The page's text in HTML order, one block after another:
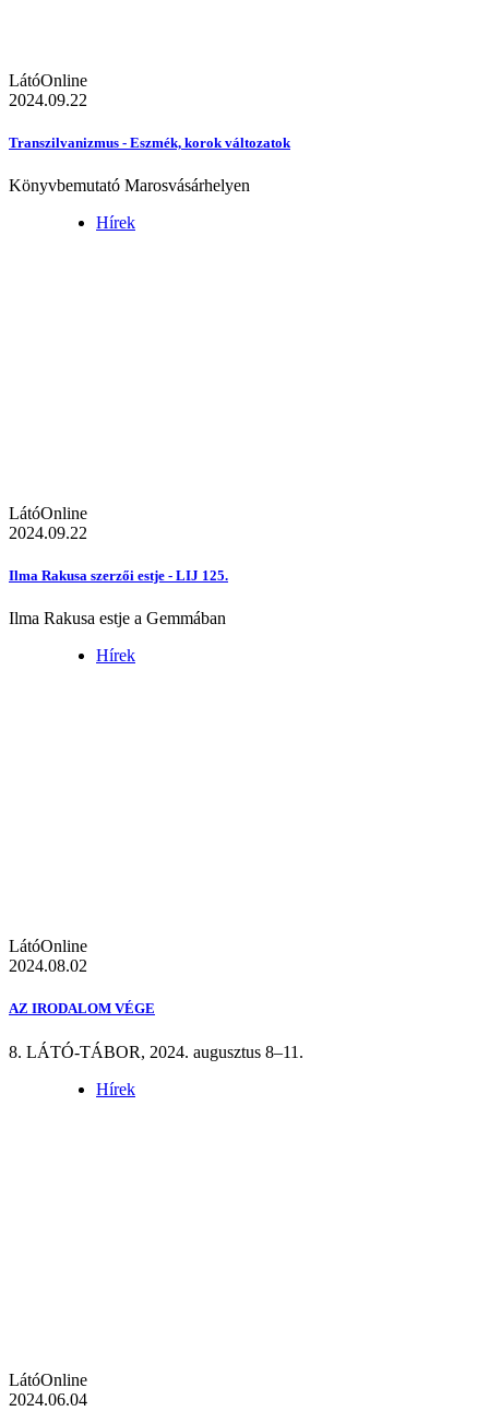
LátóOnline
2024.09.22
Transzilvanizmus - Eszmék, korok változatok
Könyvbemutató Marosvásárhelyen
Hírek
LátóOnline
2024.09.22
Ilma Rakusa szerzői estje - LIJ 125.
Ilma Rakusa estje a Gemmában
Hírek
LátóOnline
2024.08.02
AZ IRODALOM VÉGE
8. LÁTÓ-TÁBOR, 2024. augusztus 8–11.
Hírek
LátóOnline
2024.06.04